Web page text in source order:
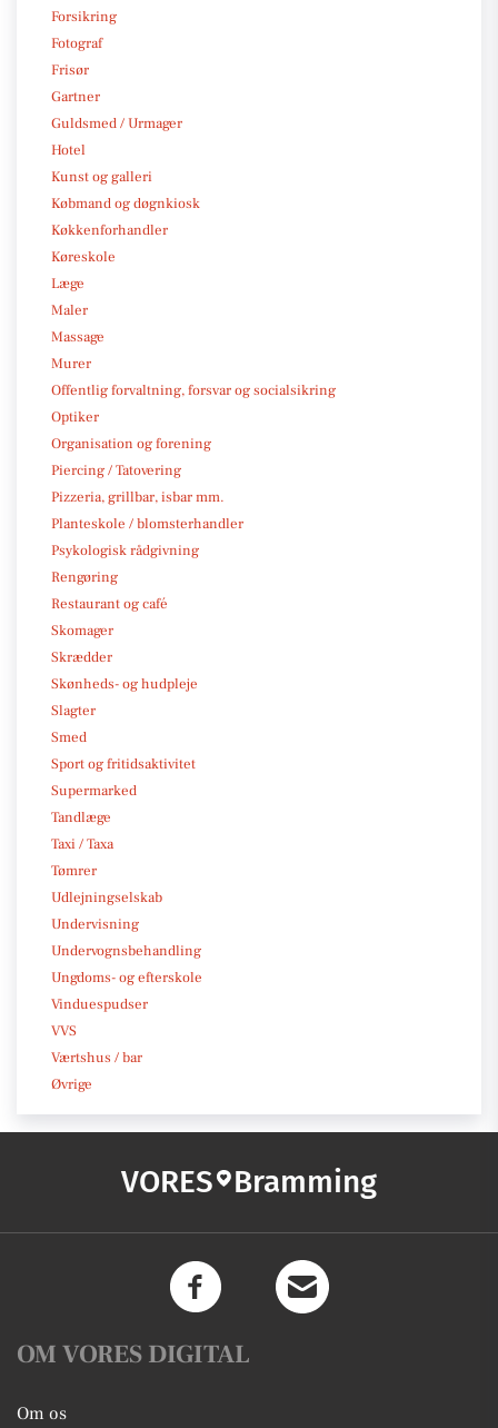
Forsikring
Fotograf
Frisør
Gartner
Guldsmed / Urmager
Hotel
Kunst og galleri
Købmand og døgnkiosk
Køkkenforhandler
Køreskole
Læge
Maler
Massage
Murer
Offentlig forvaltning, forsvar og socialsikring
Optiker
Organisation og forening
Piercing / Tatovering
Pizzeria, grillbar, isbar mm.
Planteskole / blomsterhandler
Psykologisk rådgivning
Rengøring
Restaurant og café
Skomager
Skrædder
Skønheds- og hudpleje
Slagter
Smed
Sport og fritidsaktivitet
Supermarked
Tandlæge
Taxi / Taxa
Tømrer
Udlejningselskab
Undervisning
Undervognsbehandling
Ungdoms- og efterskole
Vinduespudser
VVS
Værtshus / bar
Øvrige
VORES Bramming
OM VORES DIGITAL
Om os